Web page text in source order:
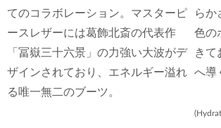
てのコラボレーション。マスターピ
ースレザーには葛飾北斎の代表作
「冨嶽三十六景」の力強い大波がデ
ザインされており、エネルギー溢れ
る唯一無二のブーツ。
らか
色の
きて
へ導